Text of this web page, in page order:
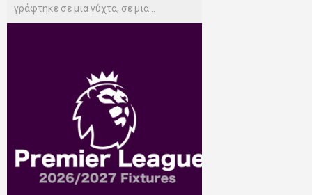
γράφτηκε σε μια νύχτα, σε μια...